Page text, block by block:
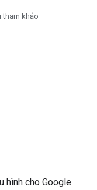
tham khảo
hình cho Google